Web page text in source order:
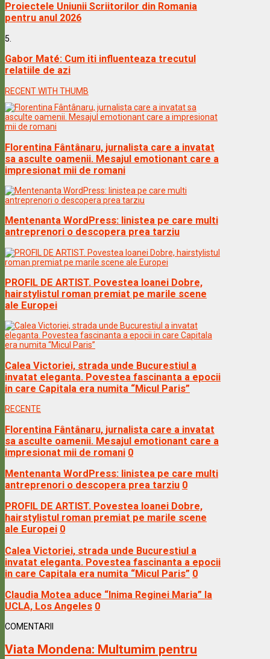
Proiectele Uniunii Scriitorilor din Romania
pentru anul 2026
5.
Gabor Maté: Cum iti influenteaza trecutul
relatiile de azi
RECENT WITH THUMB
Florentina Fântânaru, jurnalista care a invatat
sa asculte oamenii. Mesajul emotionant care a
impresionat mii de romani
Mentenanta WordPress: linistea pe care multi
antreprenori o descopera prea tarziu
PROFIL DE ARTIST. Povestea Ioanei Dobre,
hairstylistul roman premiat pe marile scene
ale Europei
Calea Victoriei, strada unde Bucurestiul a
invatat eleganta. Povestea fascinanta a epocii
in care Capitala era numita “Micul Paris”
RECENTE
Florentina Fântânaru, jurnalista care a invatat
sa asculte oamenii. Mesajul emotionant care a
impresionat mii de romani 0
Mentenanta WordPress: linistea pe care multi
antreprenori o descopera prea tarziu 0
PROFIL DE ARTIST. Povestea Ioanei Dobre,
hairstylistul roman premiat pe marile scene
ale Europei 0
Calea Victoriei, strada unde Bucurestiul a
invatat eleganta. Povestea fascinanta a epocii
in care Capitala era numita “Micul Paris” 0
Claudia Motea aduce “Inima Reginei Maria” la
UCLA, Los Angeles 0
COMENTARII
Viata Mondena: Multumim pentru